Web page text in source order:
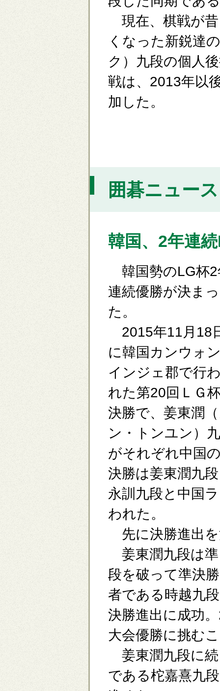
現在、棋戦が
くなった新鋭達
ク）九段の個人
戦は、2013年以
加した。
囲碁ニュー
韓国、2年連
韓国勢のLG杯2
連続優勝が決まっ
た。
2015年11月18
に韓国カンウォ
インジェ郡で行
れた第20回ＬＧ
決勝で、姜東潤
ン・トンユン）
がそれぞれ中国
決勝は姜東潤九
永訓九段と中国
われた。
先に決勝進出
姜東潤九段は準
段を破って準決
者である時越九
決勝進出に成功
大会優勝に挑む
姜東潤九段に続
である柁嘉熹九